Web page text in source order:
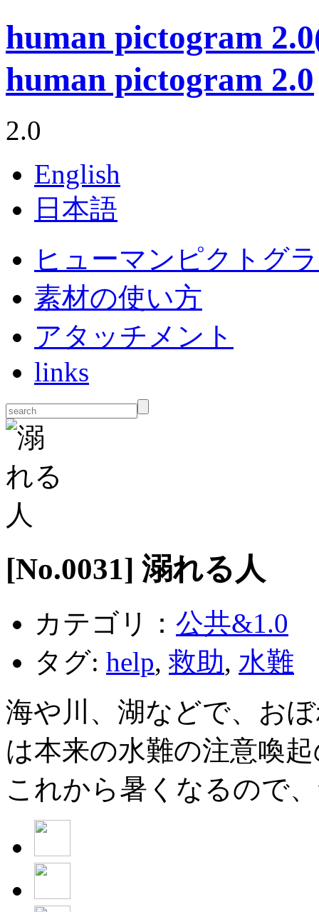
human pictogram
human pictogram 2.0
2.0
English
日本語
ヒューマンピクトグ
素材の使い方
アタッチメント
links
[No.0031] 溺れる人
カテゴリ： 公共&1.0
タグ: help,救助, 水難
海や川、湖などで、お
は本来の水難の注意喚
これから暑くなるので